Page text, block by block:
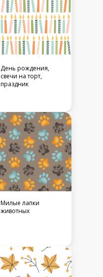
День рождения,
свечи на торт,
праздник
Милые лапки
животных